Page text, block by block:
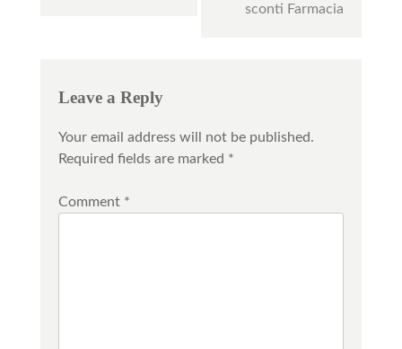
sconti Farmacia
Leave a Reply
Your email address will not be published.
Required fields are marked *
Comment *